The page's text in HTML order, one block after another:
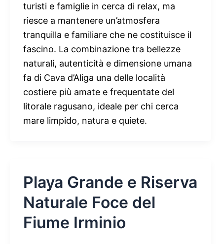
turisti e famiglie in cerca di relax, ma
riesce a mantenere un’atmosfera
tranquilla e familiare che ne costituisce il
fascino. La combinazione tra bellezze
naturali, autenticità e dimensione umana
fa di Cava d’Aliga una delle località
costiere più amate e frequentate del
litorale ragusano, ideale per chi cerca
mare limpido, natura e quiete.
Playa Grande e Riserva
Naturale Foce del
Fiume Irminio